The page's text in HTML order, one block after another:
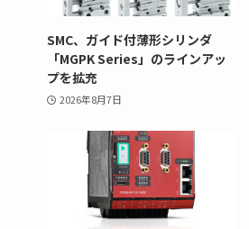
SMC、ガイド付薄形シリンダ
「MGPK Series」のラインアッ
プを拡充
2026年8月7日